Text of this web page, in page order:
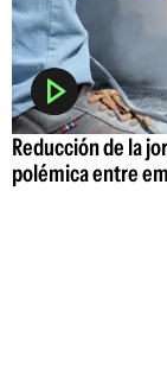
Reducción de la
polémica entre